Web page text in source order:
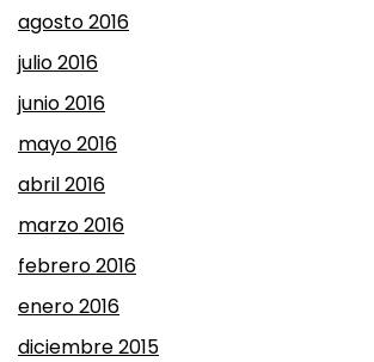
agosto 2016
julio 2016
junio 2016
mayo 2016
abril 2016
marzo 2016
febrero 2016
enero 2016
diciembre 2015